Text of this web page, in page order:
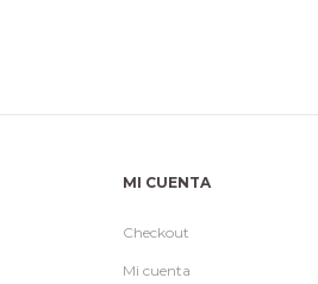
MI CUENTA
Checkout
Mi cuenta